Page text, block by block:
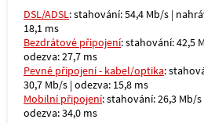
DSL/ADSL: stahování: 54,4 Mb/s |
18,1 ms
Bezdrátové připojení: stahování: 42,5
odezva: 27,7 ms
Pevné připojení - kabel/optika:
30,7 Mb/s | odezva: 15,8 ms
Mobilní připojení: stahování: 26,3 Mb/
odezva: 34,0 ms